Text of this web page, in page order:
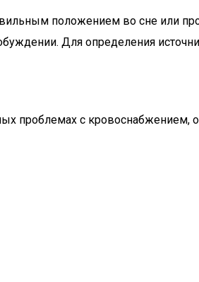
положением во сне или
Для определения
проблемах с